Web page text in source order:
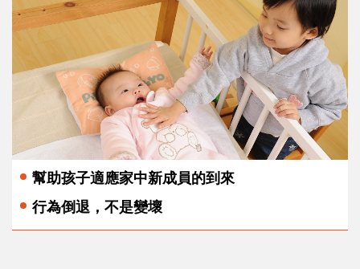
幫助孩子適應家中新成員的到來
行為倒退，不是變壞